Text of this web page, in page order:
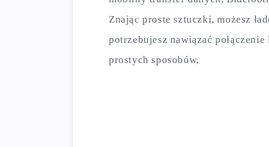
Znając proste sztuczki, możesz
potrzebujesz nawiązać
prostych sposobów,